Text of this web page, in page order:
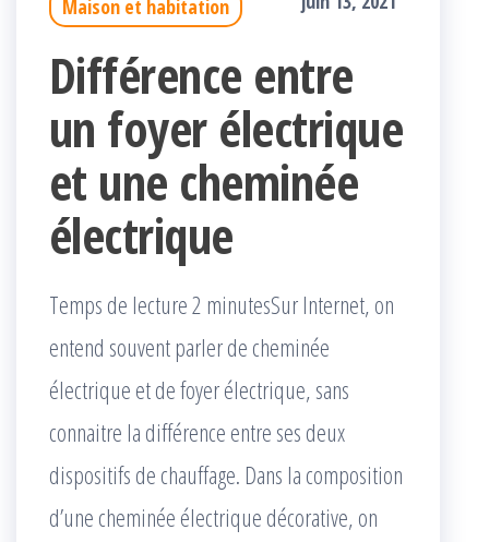
Maison et habitation
Différence entre
un foyer électrique
et une cheminée
électrique
Temps de lecture 2 minutesSur Internet, on
entend souvent parler de cheminée
électrique et de foyer électrique, sans
connaitre la différence entre ses deux
dispositifs de chauffage. Dans la composition
d’une cheminée électrique décorative, on